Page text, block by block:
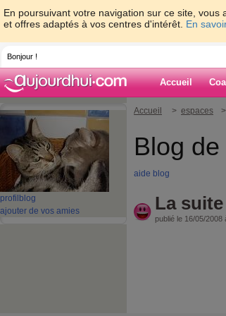
En poursuivant votre navigation sur ce site,
et offres adaptés à vos centres d'intérêt. En
Bonjour !
Accueil
profil blog
ajouter de vos amies
Accueil > espaces >
Blog de
aide blog
La
publié le 16/05/2008